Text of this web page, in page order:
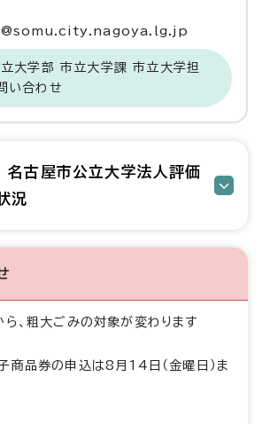
大学部 市立大学課 市立大学担
い合わせ
古屋市公立大学法人評価
況
、粗大ごみの対象が変わります
商品券の申込は8月14日（金曜日）ま